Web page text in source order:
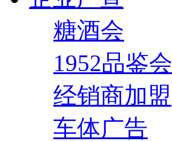
糖酒会
1952品鉴会
经销商加盟
车体广告